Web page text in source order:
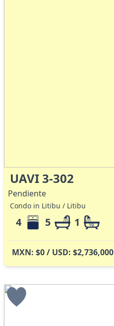
UAVI 3-302
Pendiente
Condo in Litibu / Litibu
4 5 1
MXN: $0 / USD: $2,736,000